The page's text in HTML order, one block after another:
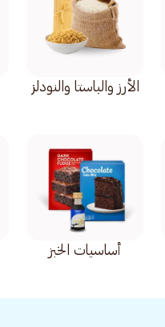
الأرز والباستا والنودلز
أساسيات الخبز